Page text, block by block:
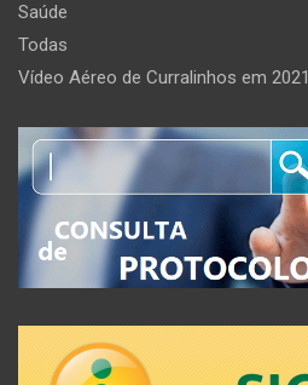
Saúde
Todas
Vídeo Aéreo de Curralinhos em 2021